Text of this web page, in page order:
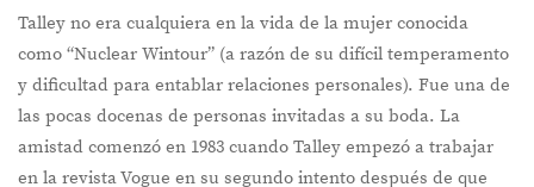
Talley no era cualquiera en la vida de la mujer conocida
como “Nuclear Wintour” (a razón de su difícil temperamento
y dificultad para entablar relaciones personales). Fue una de
las pocas docenas de personas invitadas a su boda. La
amistad comenzó en 1983 cuando Talley empezó a trabajar
en la revista Vogue en su segundo intento después de que